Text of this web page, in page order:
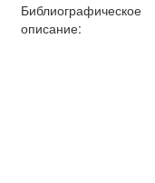
Библиографическое
описание: